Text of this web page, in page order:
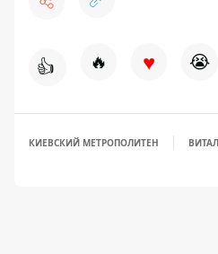
👍 🔥 ♥ 😭
КИЕВСКИЙ МЕТРОПОЛИТЕН